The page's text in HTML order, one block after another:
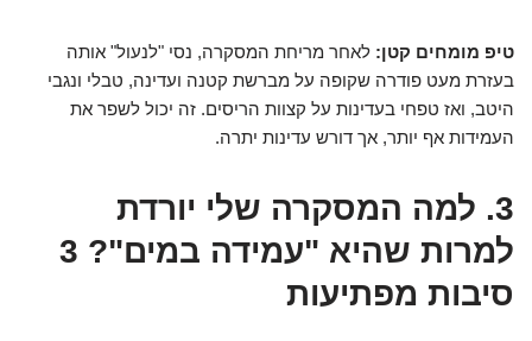
טיפ מומחים קטן: לאחר מריחת המסקרה, נסי "לנעול" אותה
בעזרת מעט פודרה שקופה על מברשת קטנה ועדינה, טבלי ונגבי
היטב, ואז טפחי בעדינות על קצוות הריסים. זה יכול לשפר את
העמידות אף יותר, אך דורש עדינות יתרה.
3. למה המסקרה שלי יורדת
למרות שהיא "עמידה במים"? 3
סיבות מפתיעות